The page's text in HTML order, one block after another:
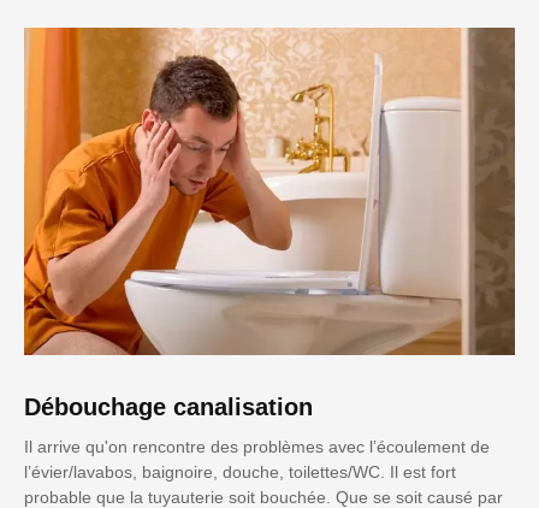
Débouchage canalisation
Il arrive qu'on rencontre des problèmes avec l’écoulement de
l’évier/lavabos, baignoire, douche, toilettes/WC. Il est fort
probable que la tuyauterie soit bouchée. Que se soit causé par